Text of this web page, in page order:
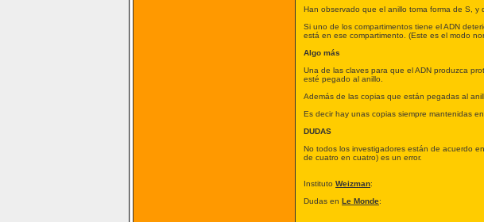
Han observado que el anillo toma forma de S, y
Si uno de los compartimentos tiene el ADN
está en ese compartimento. (Este es el modo
Algo más
Una de las claves para que el ADN produzca
esté pegado al anillo.
Además de las copias que están pegadas al
Es decir hay unas copias siempre mantenidas
DUDAS
No todos los investigadores están de acuerdo
de cuatro en cuatro) es un error.
Instituto Weizman:
Dudas en Le Monde: